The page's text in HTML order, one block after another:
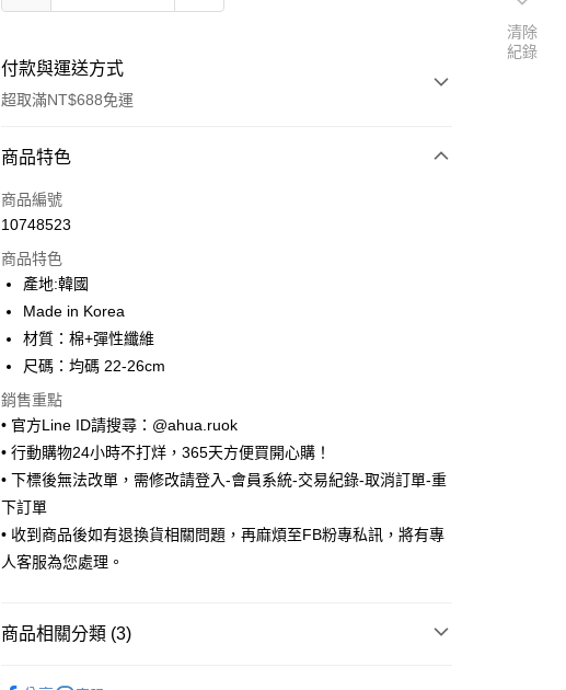
付款與運送方式
超取滿NT$688免運
付款方式
信用卡一次付款
LINE Pay
Apple Pay
街口支付
悠遊付
運送方式
全家取貨付款
付款後全家取貨
商品特色
商品編號
10748523
商品特色
產地:韓國
Made in Korea
材質：棉+彈性纖維
尺碼：均碼 22-26cm
銷售重點
• 官方Line ID請搜尋：@ahua.ruok
• 行動購物24小時不打烊，365天方便買開心購！
• 下標後無法改單，需修改請登入-會員系統-交易紀錄-取消訂單-重
下訂單
• 收到商品後如有退換貨相關問題，再麻煩至FB粉專私訊，將有專
人客服為您處理。
商品相關分類 (3)
清除
紀錄